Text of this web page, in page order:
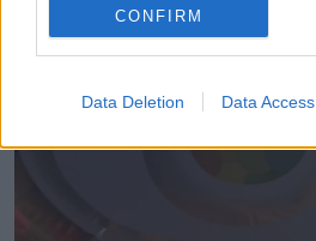
CONFIRM
Data Deletion Data Access